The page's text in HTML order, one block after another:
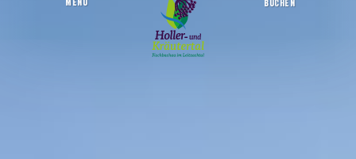
Wintererlebnis
MENU BUCHEN